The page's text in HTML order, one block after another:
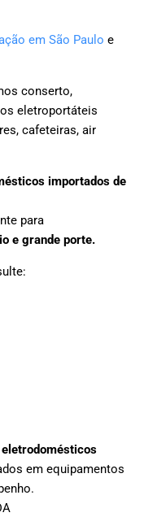
em São Paulo e
conserto,
eletroportáteis
cafeteiras, air
importados de
para
e grande porte.
em equipamentos